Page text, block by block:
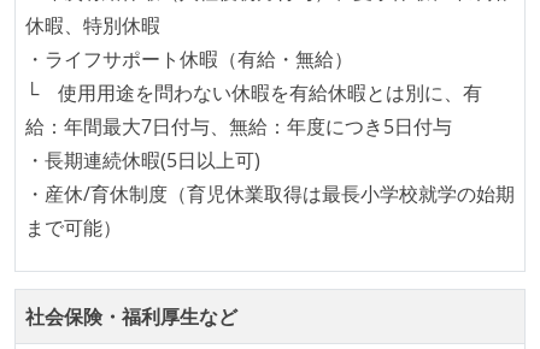
全体のスケジュール管理は、途中の成果を随時確認し
ながら、納期または盛り込む機能を柔軟に調整する形
で行う
プロダクトの開発言語やフレームワークなど主要な構
成技術は、基本的に最新版より1年以上ビハインドし
ていない
本番にデプロイされるコードには、全てコードレビュ
ーまたはペアプログラミングを実施している
休暇、特別休暇
・ライフサポート休暇（有給・無給）
└ 使用用途を問わない休暇を有給休暇とは別に、有
給：年間最大7日付与、無給：年度につき5日付与
・長期連続休暇(5日以上可)
・産休/育休制度（育児休業取得は最長小学校就学の始期
まで可能）
社会保険・福利厚生など